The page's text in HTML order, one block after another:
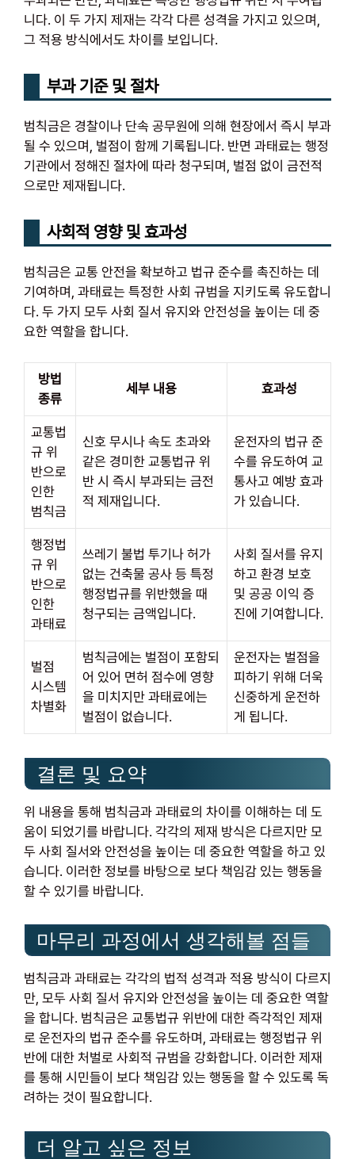
니다. 이 두 가지 제재는 각각 다른 성격을 가지고 있으며,
그 적용 방식에서도 차이를 보입니다.
부과 기준 및 절차
범칙금은 경찰이나 단속 공무원에 의해 현장에서 즉시 부과
될 수 있으며, 벌점이 함께 기록됩니다. 반면 과태료는 행정
기관에서 정해진 절차에 따라 청구되며, 벌점 없이 금전적
으로만 제재됩니다.
사회적 영향 및 효과성
범칙금은 교통 안전을 확보하고 법규 준수를 촉진하는 데
기여하며, 과태료는 특정한 사회 규범을 지키도록 유도합니
다. 두 가지 모두 사회 질서 유지와 안전성을 높이는 데 중
요한 역할을 합니다.
방법
종류
세부 내용 효과성
교통법
규 위
반으로
인한
범칙금
신호 무시나 속도 초과와
같은 경미한 교통법규 위
반 시 즉시 부과되는 금전
적 제재입니다.
운전자의 법규 준
수를 유도하여 교
통사고 예방 효과
가 있습니다.
행정법
규 위
반으로
인한
과태료
쓰레기 불법 투기나 허가
없는 건축물 공사 등 특정
행정법규를 위반했을 때
청구되는 금액입니다.
사회 질서를 유지
하고 환경 보호
및 공공 이익 증
진에 기여합니다.
벌점
시스템
차별화
범칙금에는 벌점이 포함되
어 있어 면허 점수에 영향
을 미치지만 과태료에는
벌점이 없습니다.
운전자는 벌점을
피하기 위해 더욱
신중하게 운전하
게 됩니다.
결론 및 요약
위 내용을 통해 범칙금과 과태료의 차이를 이해하는 데 도
움이 되었기를 바랍니다. 각각의 제재 방식은 다르지만 모
두 사회 질서와 안전성을 높이는 데 중요한 역할을 하고 있
습니다. 이러한 정보를 바탕으로 보다 책임감 있는 행동을
할 수 있기를 바랍니다.
마무리 과정에서 생각해볼 점들
범칙금과 과태료는 각각의 법적 성격과 적용 방식이 다르지
만, 모두 사회 질서 유지와 안전성을 높이는 데 중요한 역할
을 합니다. 범칙금은 교통법규 위반에 대한 즉각적인 제재
로 운전자의 법규 준수를 유도하며, 과태료는 행정법규 위
반에 대한 처벌로 사회적 규범을 강화합니다. 이러한 제재
를 통해 시민들이 보다 책임감 있는 행동을 할 수 있도록 독
려하는 것이 필요합니다.
더 알고 싶은 정보